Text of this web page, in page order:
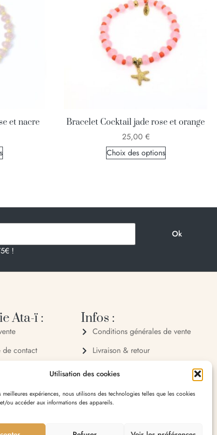
Utilisation des cookies
expériences, nous utilisons des technologies telles que les cookies
ou accéder aux informations des appareils.
et nacre Bracelet Cocktail jade rose et orange
25,00 €
Choix des options
!
Ata-ï :
de contact
65
20119 Bastelica
Infos :
Conditions générales de vente
Livraison & retour
Politique de confidentialité
Mentions légales